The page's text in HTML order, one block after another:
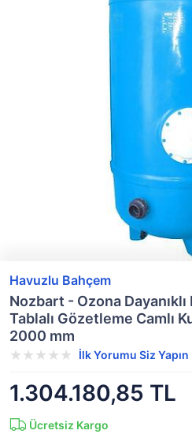
Havuzlu Bahçem
Nozbart - Ozona
Tablalı Gözetleme Camlı
2000 mm
İlk Yorumu Siz Yapın
1.304.180,85 TL
Ücretsiz Kargo